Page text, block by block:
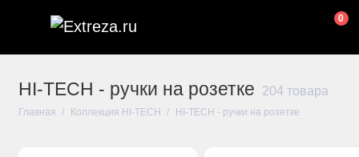
0
HI-TECH - ручки на розетке 204 товара
Главная Коллекция HI-TECH HI-TECH - ручки на розетке